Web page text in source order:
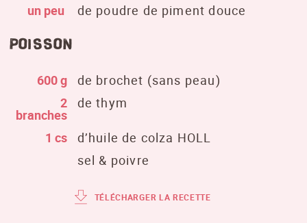
un peu
de poudre de piment douce
Poisson
600 g
de brochet (sans peau)
2
branches
de thym
1 cs
d’huile de colza HOLL
sel & poivre
TÉLÉCHARGER LA RECETTE